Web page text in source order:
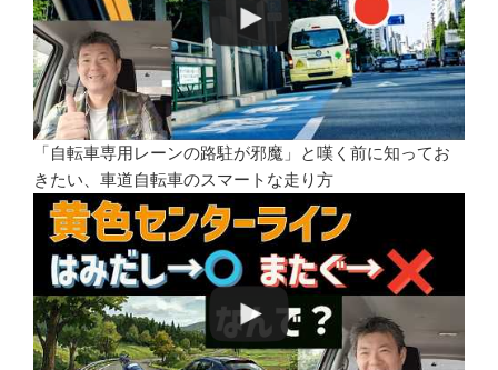
「自転車専用レーンの路駐が邪魔」と嘆く前に知ってお
きたい、車道自転車のスマートな走り方